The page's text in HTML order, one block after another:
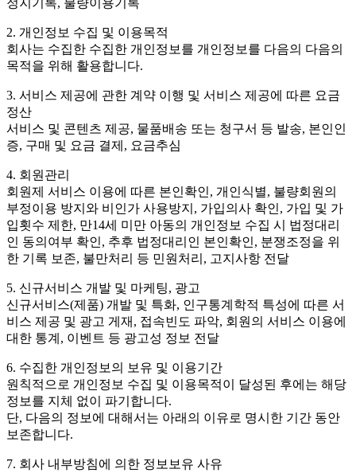
정지기록, 불량이용기록
2. 개인정보 수집 및 이용목적
회사는 수집한 수집한 개인정보를 개인정보를 다음의 다음의
목적을 위해 활용합니다.
3. 서비스 제공에 관한 계약 이행 및 서비스 제공에 따른 요금
정산
서비스 및 콘텐츠 제공, 물품배송 또는 청구서 등 발송, 본인인
증, 구매 및 요금 결제, 요금추심
4. 회원관리
회원제 서비스 이용에 따른 본인확인, 개인식별, 불량회원의
부정이용 방지와 비인가 사용방지, 가입의사 확인, 가입 및 가
입횟수 제한, 만14세 미만 아동의 개인정보 수집 시 법정대리
인 동의여부 확인, 추후 법정대리인 본인확인, 분쟁조정을 위
한 기록 보존, 불만처리 등 민원처리, 고지사항 전달
5. 신규서비스 개발 및 마케팅, 광고
신규서비스(제품) 개발 및 특화, 인구통계학적 특성에 따른 서
비스 제공 및 광고 게재, 접속빈도 파악, 회원의 서비스 이용에
대한 통계, 이벤트 등 광고성 정보 전달
6. 수집한 개인정보의 보유 및 이용기간
원칙적으로 개인정보 수집 및 이용목적이 달성된 후에는 해당
정보를 지체 없이 파기합니다.
단, 다음의 정보에 대해서는 아래의 이유로 명시한 기간 동안
보존합니다.
7. 회사 내부방침에 의한 정보보유 사유